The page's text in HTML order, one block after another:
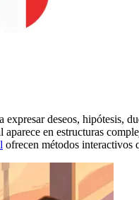
expresar deseos, hipótesis,
en estructuras
ofrecen métodos interactivos